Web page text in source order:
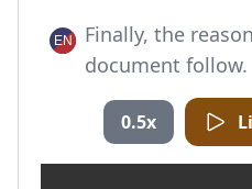
Finally, the
document follow.
0.5x